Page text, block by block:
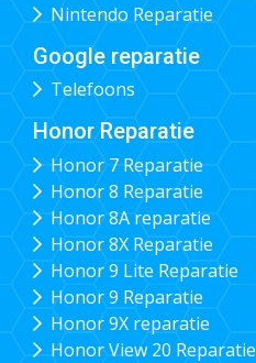
Nintendo Reparatie
Google reparatie
Telefoons
Honor Reparatie
Honor 7 Reparatie
Honor 8 Reparatie
Honor 8A reparatie
Honor 8X Reparatie
Honor 9 Lite Reparatie
Honor 9 Reparatie
Honor 9X reparatie
Honor View 20 Reparatie